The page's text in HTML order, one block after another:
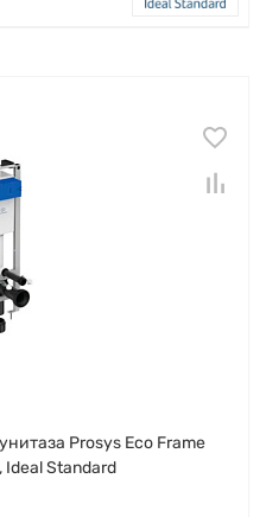
Prosys Eco Frame
Ideal Standard